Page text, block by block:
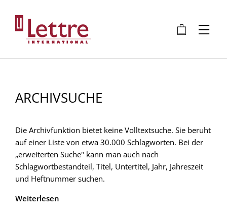
Inhalt
🛍 ⋮
ARCHIVSUCHE
Die Archivfunktion bietet keine Volltextsuche. Sie beruht
auf einer Liste von etwa 30.000 Schlagworten. Bei der
„erweiterten Suche" kann man auch nach
Schlagwortbestandteil, Titel, Untertitel, Jahr, Jahreszeit
und Heftnummer suchen.
Weiterlesen